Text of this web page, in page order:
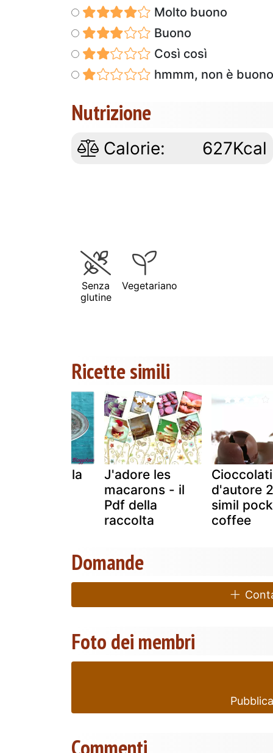
Molto buono
Buono
Così così
hmmm, non è buono
Nutrizione
Calorie: 627Kcal
Senza
glutine
Vegetariano
Ricette simili
alla
J'adore les
macarons - il
Pdf della
raccolta
d'autore
simil
coffee
Domande
Foto dei membri